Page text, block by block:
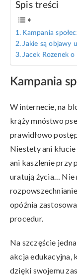
Spis treści
Kampania
Jakie są objawy
Jacek Rozenek
Kampania
W internecie, na
krąży mnóstwo
prawidłowo
Niestety ani
ani kaszlenie przy
uratują życia… Nie
opóźnia
procedur.
Na szczęście
akcja edukacyjna,
dzięki swojemu